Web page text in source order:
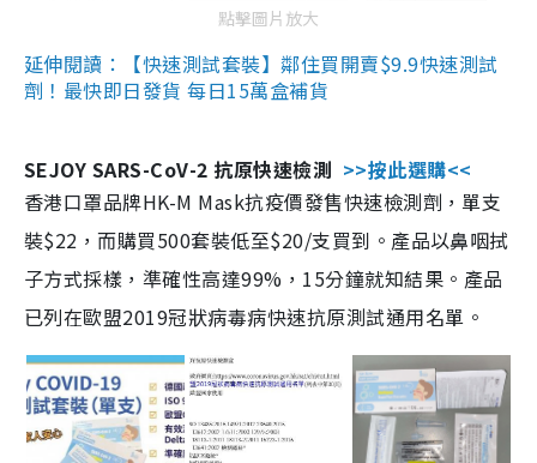
點擊圖片放大
延伸閱讀：【快速測試套裝】鄰住買開賣$9.9快速測試
劑！最快即日發貨 每日15萬盒補貨
SEJOY SARS-CoV-2 抗原快速檢測 >>按此選購<<
香港口罩品牌HK-M Mask抗疫價發售快速檢測劑，單支
裝$22，而購買500套裝低至$20/支買到。產品以鼻咽拭
子方式採樣，準確性高達99%，15分鐘就知結果。產品
已列在歐盟2019冠狀病毒病快速抗原測試通用名單。